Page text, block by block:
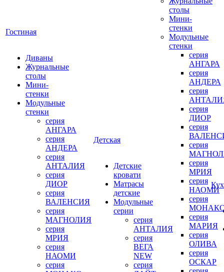
Гостиная
Диваны
Журнальные
столы
Мини-
стенки
Модульные
стенки
серия
АНГАРА
серия
АНДЕРА
серия
АНТАЛИЯ
серия
ДИОР
серия
ВАЛЕНСИЯ
серия
МАГНОЛИЯ
серия
МРИЯ
серия
НАОМИ
серия
Детская
Детские
кровати
Матрасы
детские
Модульные
серии
серия
АНТАЛИЯ
серия
ВЕГА
NEW
серия
столы
Мини-
стенки
Модульные
стенки
серия
АНГАРА
серия
АНДЕРА
серия
серия
ДИОР
серия
серия
серия
МРИЯ
серия
НАОМИ
серия
серия
МАРИЯ
серия
ОЛИВА
серия
ОСКАР